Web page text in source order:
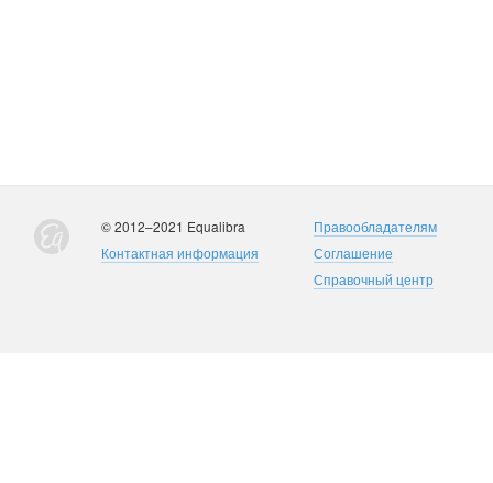
© 2012–2021 Equalibra
Контактная информация
Правообладателям
Соглашение
Справочный центр